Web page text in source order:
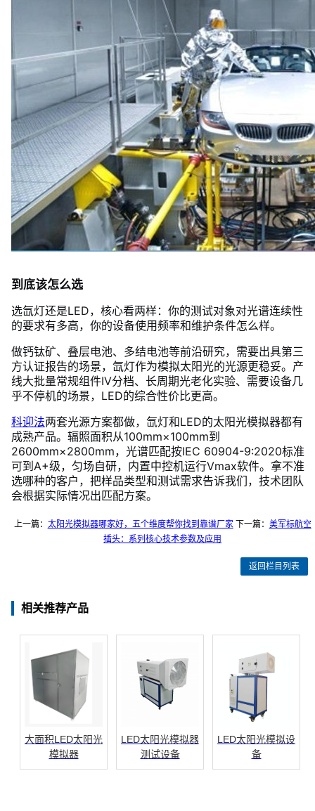
到底该怎么选
选氙灯还是LED，核心看两样：你的测试对象对光谱连续性
的要求有多高，你的设备使用频率和维护条件怎么样。
做钙钛矿、叠层电池、多结电池等前沿研究，需要出具第三
方认证报告的场景，氙灯作为模拟太阳光的光源更稳妥。产
线大批量常规组件IV分档、长周期光老化实验、需要设备几
乎不停机的场景，LED的综合性价比更高。
科迎法两套光源方案都做，氙灯和LED的太阳光模拟器都有
成熟产品。辐照面积从100mm×100mm到
2600mm×2800mm，光谱匹配按IEC 60904-9:2020标准
可到A+级，匀场自研，内置中控机运行Vmax软件。拿不准
选哪种的客户，把样品类型和测试需求告诉我们，技术团队
会根据实际情况出匹配方案。
上一篇： 太阳光模拟器哪家好，五个维度帮你找到靠谱厂家下一篇： 美军标航空
插头：系列核心技术参数及应用
返回栏目列表
相关推荐产品
大面积LED太阳光
模拟器
LED太阳光模拟器
测试设备
LED太阳光模拟设
备